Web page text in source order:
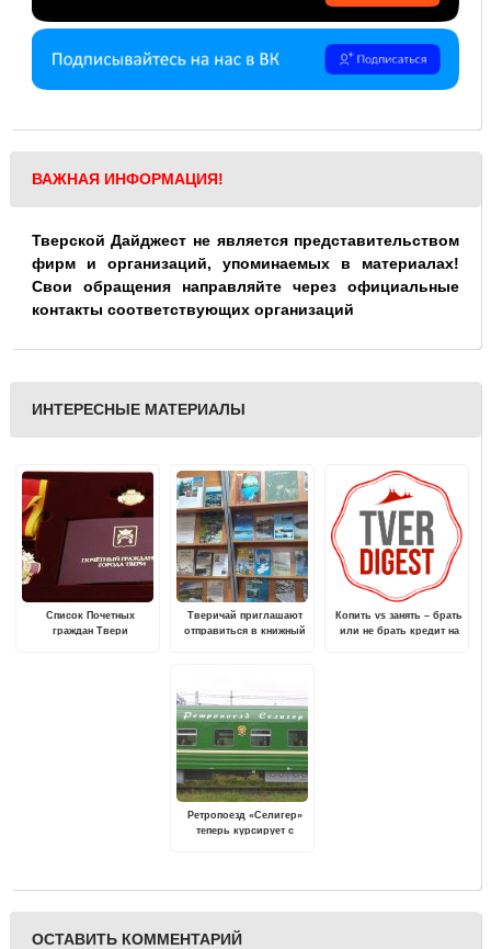
ВАЖНАЯ ИНФОРМАЦИЯ!
Тверской Дайджест не является представительством
фирм и организаций, упоминаемых в материалах!
Свои обращения направляйте через официальные
контакты соответствующих организаций
ИНТЕРЕСНЫЕ МАТЕРИАЛЫ
Список Почетных
граждан Твери
Тверичай приглашают
отправиться в книжный
Копить vs занять – брать
или не брать кредит на
Ретропоезд «Селигер»
теперь курсирует с
цвет
ОСТАВИТЬ КОММЕНТАРИЙ